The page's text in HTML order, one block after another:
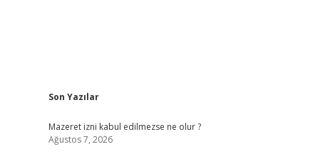
Sidebar
Son Yazılar
Mazeret izni kabul edilmezse ne olur ?
Ağustos 7, 2026